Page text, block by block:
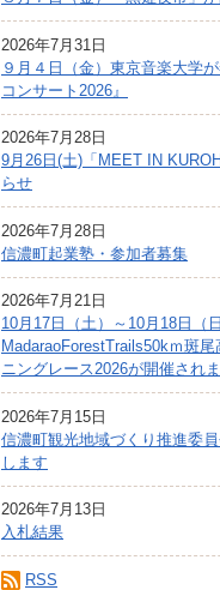
町
2026年7月31日
９月４日（金）東京音楽大学
コンサート2026』
2026年7月28日
9月26日(土)「MEET IN
らせ
2026年7月28日
信濃町起業塾・参加者募集
2026年7月21日
10月17日（土）～10月18日（日
MadaraoForestTrails50kｍ斑
ニングレース2026が開催されま
2026年7月15日
信濃町観光地域づくり推進委
します
2026年7月13日
入札結果
RSS